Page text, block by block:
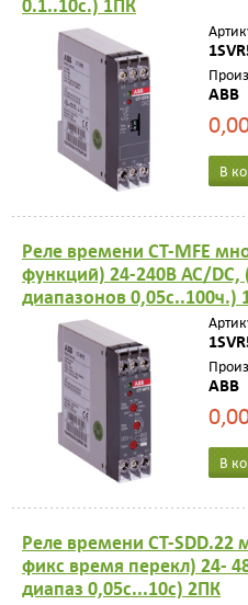
ABB
В
Реле времени CT-MFE
функций) 24-240В АС/
диапазонов 0,05с..100ч.)
ABB
В
Реле времени CT-SDD.22
фикс время перекл) 24-
диапаз 0,05с...10с) 2ПК